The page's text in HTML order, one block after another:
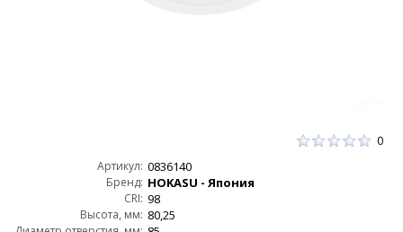
0
Артикул: 0836140
Бренд: HOKASU - Япония
CRI: 98
Высота, мм: 80,25